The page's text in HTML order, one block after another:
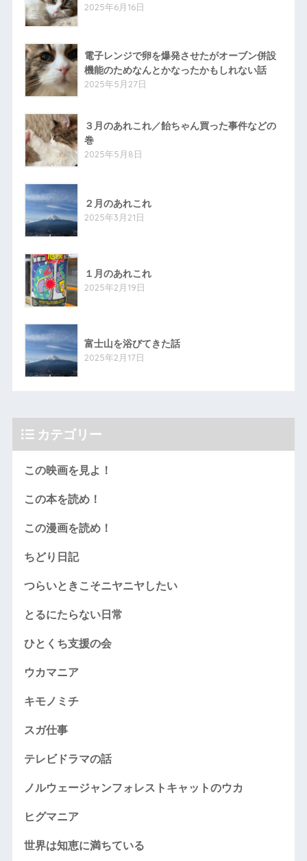
2025年6月16日
電子レンジで卵を爆発させたがオーブン併設
機能のためなんとかなったかもしれない話
2025年5月27日
３月のあれこれ／飴ちゃん買った事件などの
巻
2025年5月8日
２月のあれこれ
2025年3月21日
１月のあれこれ
2025年2月19日
富士山を浴びてきた話
2025年2月17日
カテゴリー
この映画を見よ！
この本を読め！
この漫画を読め！
ちどり日記
つらいときこそニヤニヤしたい
とるにたらない日常
ひとくち支援の会
ウカマニア
キモノミチ
スガ仕事
テレビドラマの話
ノルウェージャンフォレストキャットのウカ
ヒグマニア
世界は知恵に満ちている